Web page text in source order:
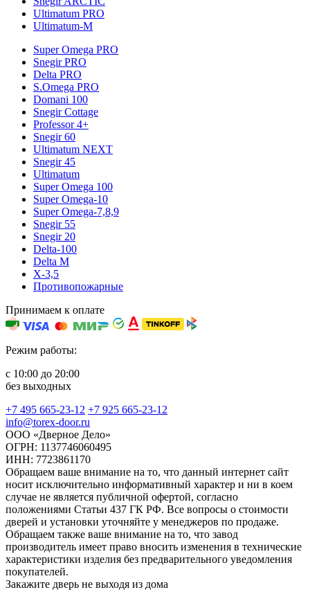
Ultimatum PRO
Ultimatum-M
Super Omega PRO
Snegir PRO
Delta PRO
S.Omega PRO
Domani 100
Snegir Cottage
Professor 4+
Snegir 60
Ultimatum NEXT
Snegir 45
Ultimatum
Super Omega 100
Super Omega-10
Super Omega-7,8,9
Snegir 55
Snegir 20
Delta-100
Delta M
X-3,5
Противопожарные
Принимаем к оплате
Режим работы:
с 10:00 до 20:00
без выходных
+7 495 665-23-12 +7 925 665-23-12
info@torex-door.ru
ООО «Дверное Дело»
ОГРН: 1137746060495
ИНН: 7723861170
Обращаем ваше внимание на то, что данный интернет сайт
носит исключительно информативный характер и ни в коем
случае не является публичной офертой, согласно
положениями Статьи 437 ГК РФ. Все вопросы о стоимости
дверей и установки уточняйте у менеджеров по продаже.
Обращаем также ваше внимание на то, что завод
производитель имеет право вносить изменения в технические
характеристики изделия без предварительного уведомления
покупателей.
Закажите дверь не выходя из дома